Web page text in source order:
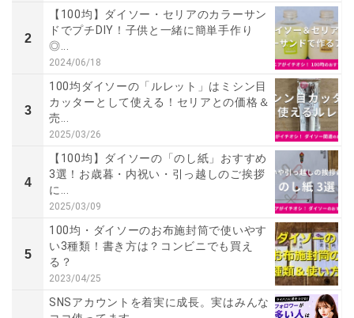
2
【100均】ダイソー・セリアのカラーサン
ドでプチDIY！子供と一緒に簡単手作り
◎...
2024/06/18
3
100均ダイソーの「ルレット」はミシン目
カッターとして使える！セリアとの価格＆
売...
2025/03/26
4
【100均】ダイソーの「のし紙」おすすめ
3選！お歳暮・内祝い・引っ越しのご挨拶
に...
2025/03/09
5
100均・ダイソーのお布施封筒で使いやす
い3種類！書き方は？コンビニでも買え
る？
2023/04/25
SNSアカウントを着実に成長。実はみんな